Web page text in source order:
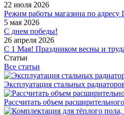
22 июля 2026
Режим работы магазина по адресу
5 мая 2026
С днем победы!
26 апреля 2026
С 1 Мая! Праздником весны и
Статьи
Все статьи
Эксплуатация стальных
Рассчитать объем